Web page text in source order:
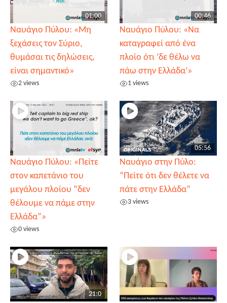
01:00
Ναυάγιο Πύλου: «Μη
ξεχάσεις τον Σύριο,
θυμάσαι τις δηλώσεις,
είναι σημαντικό»
2 views
00:46
Ναυάγιο Πύλου: «Να
καταγραφεί από ένα
πλοίο ότι ‘δε θέλω να
πάω στην Ελλάδα’»
1 views
Ναυάγιο Πύλου: «Πείτε
στον καπετάνιο του
μεγάλου πλοίου “δεν
θέλουμε να πάμε στην
Ελλάδα”»
0 views
05:56
Ναυάγιο στην Πύλο:
“Πείτε ότι δεν θέλετε να
πάτε στην Ελλάδα”
3 views
21:0